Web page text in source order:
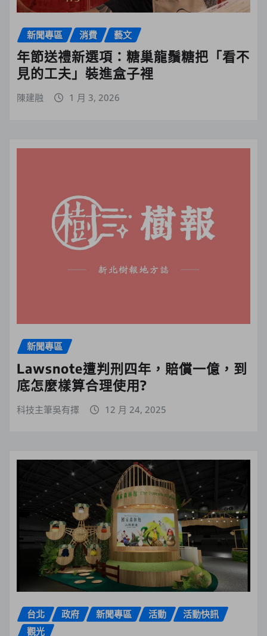
新聞專區 消費 藝文
年節送禮新選項：糖巢龍鬚糖把「看不
見的工夫」裝進盒子裡
陳建融 1 月 3, 2026
新聞專區
Lawsnote遭判刑四年，賠償一億，到
底怎麼樣算合理使用?
科技主筆吳有擇 12 月 24, 2025
台北 政府 新聞專區 活動
活動快訊
觀光